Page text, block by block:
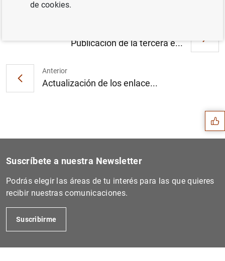
Anterior
Actualización de los enlace...
Publicación de la tercera e...
Sugerencias
Suscríbete a nuestra Newsletter
Podrás elegir las áreas de tu interés para las que quieres
recibir nuestras comunicaciones.
Suscribirme
de cookies.